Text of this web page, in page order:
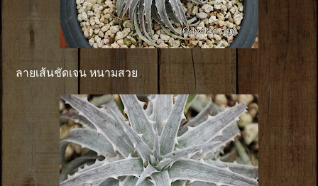
ลายเส้นชัดเจน หนามสวย